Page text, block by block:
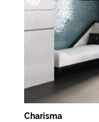
Charisma